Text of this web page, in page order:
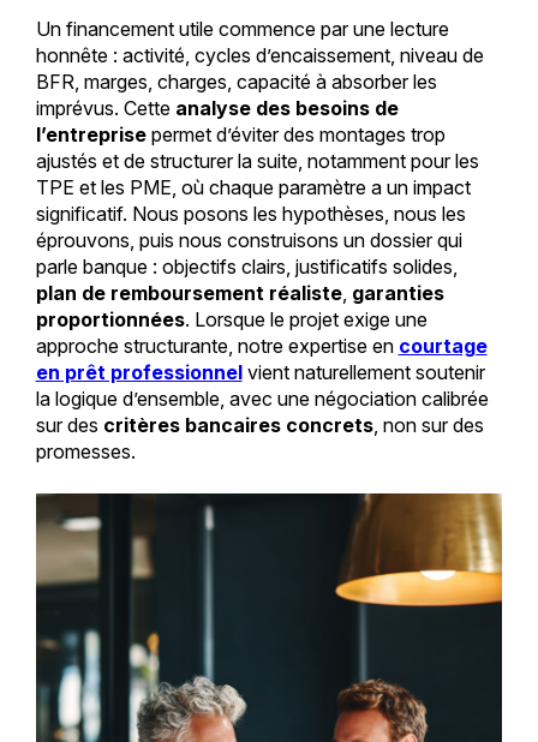
Un financement utile commence par une lecture
honnête : activité, cycles d’encaissement, niveau de
BFR, marges, charges, capacité à absorber les
imprévus. Cette analyse des besoins de
l’entreprisepermet d’éviter des montages trop
ajustés et de structurer la suite, notamment pour les
TPE et les PME, où chaque paramètre a un impact
significatif. Nous posons les hypothèses, nous les
éprouvons, puis nous construisons un dossier qui
parle banque : objectifs clairs, justificatifs solides,
plan de remboursement réaliste, garanties
proportionnées. Lorsque le projet exige une
approche structurante, notre expertise en courtage
en prêt professionnelvient naturellement soutenir
la logique d’ensemble, avec une négociation calibrée
sur des critères bancaires concrets, non sur des
promesses.